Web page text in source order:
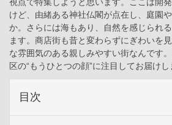
けど、由緒ある神社仏閣が点在し、庭園
か。さらには海もあり、自然を感じられ
ます。商店街も昔と変わらずにぎわいを
な雰囲気のある親しみやすい街なんです
区の“もうひとつの顔”に注目してお届けし
目次